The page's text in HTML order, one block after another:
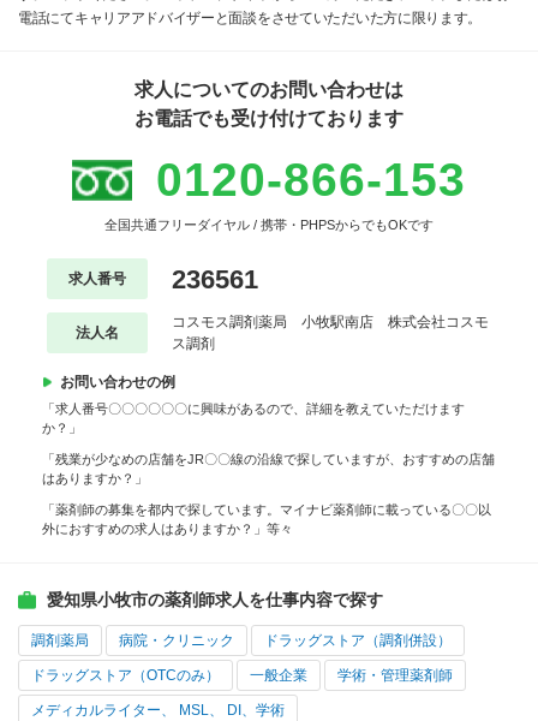
電話にてキャリアアドバイザーと面談をさせていただいた方に限ります。
求人についてのお問い合わせは
お電話でも受け付けております
0120-866-153
全国共通フリーダイヤル / 携帯・PHPSからでもOKです
求人番号 236561
法人名
コスモス調剤薬局 小牧駅南店 株式会社コスモ
ス調剤
お問い合わせの例
「求人番号〇〇〇〇〇〇に興味があるので、詳細を教えていただけます
か？」
「残業が少なめの店舗をJR〇〇線の沿線で探していますが、おすすめの店舗
はありますか？」
「薬剤師の募集を都内で探しています。マイナビ薬剤師に載っている〇〇以
外におすすめの求人はありますか？」等々
愛知県小牧市の薬剤師求人を仕事内容で探す
調剤薬局 病院・クリニック ドラッグストア（調剤併設）
ドラッグストア（OTCのみ） 一般企業 学術・管理薬剤師
メディカルライター、 MSL、 DI、学術